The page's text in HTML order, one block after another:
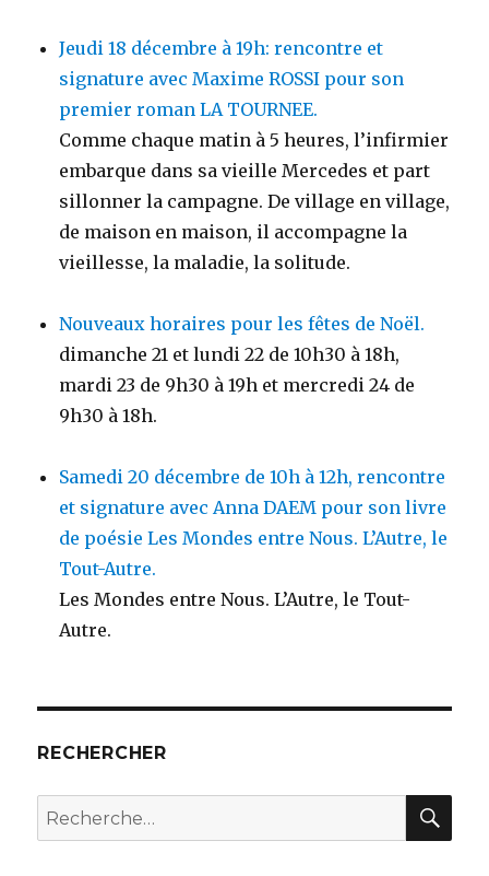
Jeudi 18 décembre à 19h: rencontre et
signature avec Maxime ROSSI pour son
premier roman LA TOURNEE.
Comme chaque matin à 5 heures, l’infirmier
embarque dans sa vieille Mercedes et part
sillonner la campagne. De village en village,
de maison en maison, il accompagne la
vieillesse, la maladie, la solitude.
Nouveaux horaires pour les fêtes de Noël.
dimanche 21 et lundi 22 de 10h30 à 18h,
mardi 23 de 9h30 à 19h et mercredi 24 de
9h30 à 18h.
Samedi 20 décembre de 10h à 12h, rencontre
et signature avec Anna DAEM pour son livre
de poésie Les Mondes entre Nous. L’Autre, le
Tout-Autre.
Les Mondes entre Nous. L’Autre, le Tout-
Autre.
RECHERCHER
Recherche
pour